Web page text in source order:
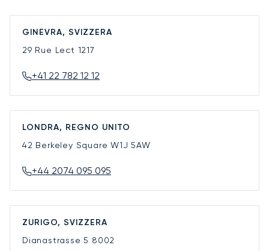
GINEVRA, SVIZZERA
29 Rue Lect 1217
+41 22 782 12 12
LONDRA, REGNO UNITO
42 Berkeley SquareW1J 5AW
+44 2074 095 095
ZURIGO, SVIZZERA
Dianastrasse 5 8002